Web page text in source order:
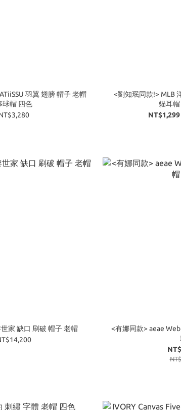
羽翼 翅膀 帽子 老帽
球帽 四色
<劉知珉同款!> MLB
貓耳
家 缺口 刷破 帽子 老帽
<有娜同款> aeae